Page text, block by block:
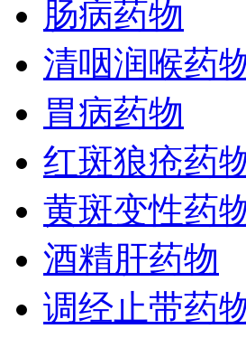
肠病药物
清咽润喉药
胃病药物
红斑狼疮药
黄斑变性药
酒精肝药物
调经止带药